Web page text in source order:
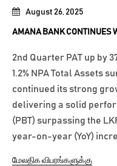
August 26, 2025
AMANA BANK CONTINUES
2nd Quarter PAT up by
1.2% NPA Total Assets
continued its strong
delivering a solid
(PBT) surpassing the
year-on-year (YoY)
மேலதிக விபரங்களுக்கு